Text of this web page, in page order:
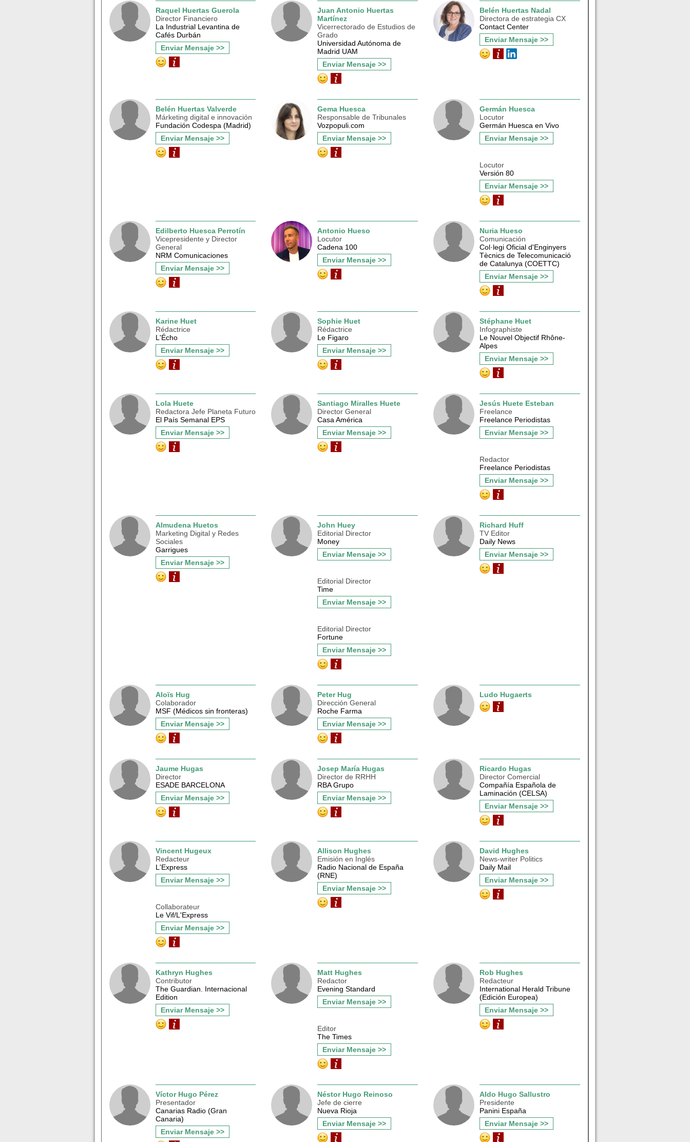
Raquel Huertas Guerola
Director Financiero
La Industrial Levantina de
Cafés Durbán
Enviar Mensaje >>
Juan Antonio Huertas
Martínez
Vicerrectorado de Estudios de
Grado
Universidad Autónoma de
Madrid UAM
Enviar Mensaje >>
Belén Huertas Nadal
Directora de estrategia CX
Contact Center
Enviar Mensaje >>
Belén Huertas Valverde
Márketing digital e innovación
Fundación Codespa (Madrid)
Enviar Mensaje >>
Gema Huesca
Responsable de Tribunales
Vozpopuli.com
Enviar Mensaje >>
Germán Huesca
Locutor
Germán Huesca en Vivo
Enviar Mensaje >>
Locutor
Versión 80
Enviar Mensaje >>
Edilberto Huesca Perrotín
Vicepresidente y Director
General
NRM Comunicaciones
Enviar Mensaje >>
Antonio Hueso
Locutor
Cadena 100
Enviar Mensaje >>
Nuria Hueso
Comunicación
Col·legi Oficial d'Enginyers
Tècnics de Telecomunicació
de Catalunya (COETTC)
Enviar Mensaje >>
Karine Huet
Rédactrice
L'Écho
Enviar Mensaje >>
Sophie Huet
Rédactrice
Le Figaro
Enviar Mensaje >>
Stéphane Huet
Infographiste
Le Nouvel Objectif Rhône-
Alpes
Enviar Mensaje >>
Lola Huete
Redactora Jefe Planeta Futuro
El País Semanal EPS
Enviar Mensaje >>
Santiago Miralles Huete
Director General
Casa América
Enviar Mensaje >>
Jesús Huete Esteban
Freelance
Freelance Periodistas
Enviar Mensaje >>
Redactor
Freelance Periodistas
Enviar Mensaje >>
Almudena Huetos
Marketing Digital y Redes
Sociales
Garrigues
Enviar Mensaje >>
John Huey
Editorial Director
Money
Enviar Mensaje >>
Editorial Director
Time
Enviar Mensaje >>
Editorial Director
Fortune
Enviar Mensaje >>
Richard Huff
TV Editor
Daily News
Enviar Mensaje >>
Aloïs Hug
Colaborador
MSF (Médicos sin fronteras)
Enviar Mensaje >>
Peter Hug
Dirección General
Roche Farma
Enviar Mensaje >>
Ludo Hugaerts
Jaume Hugas
Director
ESADE BARCELONA
Enviar Mensaje >>
Josep María Hugas
Director de RRHH
RBA Grupo
Enviar Mensaje >>
Ricardo Hugas
Director Comercial
Compañía Española de
Laminación (CELSA)
Enviar Mensaje >>
Vincent Hugeux
Redacteur
L'Express
Enviar Mensaje >>
Collaborateur
Le Vif/L'Express
Enviar Mensaje >>
Allison Hughes
Emisión en Inglés
Radio Nacional de España
(RNE)
Enviar Mensaje >>
David Hughes
News-writer Politics
Daily Mail
Enviar Mensaje >>
Kathryn Hughes
Contributor
The Guardian. Internacional
Edition
Enviar Mensaje >>
Matt Hughes
Redactor
Evening Standard
Enviar Mensaje >>
Editor
The Times
Enviar Mensaje >>
Rob Hughes
Redacteur
International Herald Tribune
(Edición Europea)
Enviar Mensaje >>
Víctor Hugo Pérez
Presentador
Canarias Radio (Gran
Canaria)
Enviar Mensaje >>
Néstor Hugo Reinoso
Jefe de cierre
Nueva Rioja
Enviar Mensaje >>
Aldo Hugo Sallustro
Presidente
Panini España
Enviar Mensaje >>